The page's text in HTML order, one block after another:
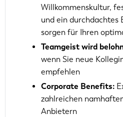
Willkommenskultur,
und ein durchdachtes
sorgen für Ihren
Teamgeist wird
wenn Sie neue
empfehlen
Corporate Benefits:
zahlreichen
Anbietern